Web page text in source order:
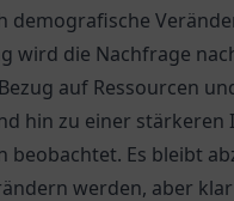
demografische
wird die Nachfrage
auf Ressourcen
hin zu einer stärkeren
Es bleibt
werden, aber